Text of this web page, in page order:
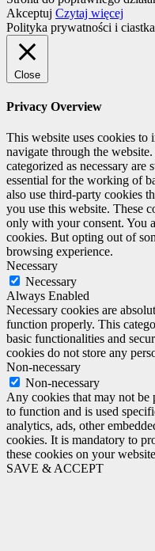
Akceptuj Czytaj więcej
Polityka prywatności i ciastka
Close
Privacy Overview
This website uses cookies
navigate through the
categorized as necessary are
essential for the working of
also use third-party cookies
you use this website. These
only with your consent. You
cookies. But opting out of
browsing experience.
Necessary
Necessary
Always Enabled
Necessary cookies are
function properly. This
basic functionalities and
cookies do not store any
Non-necessary
Non-necessary
Any cookies that may not be
to function and is used
analytics, ads, other
cookies. It is mandatory to
these cookies on your
SAVE & ACCEPT